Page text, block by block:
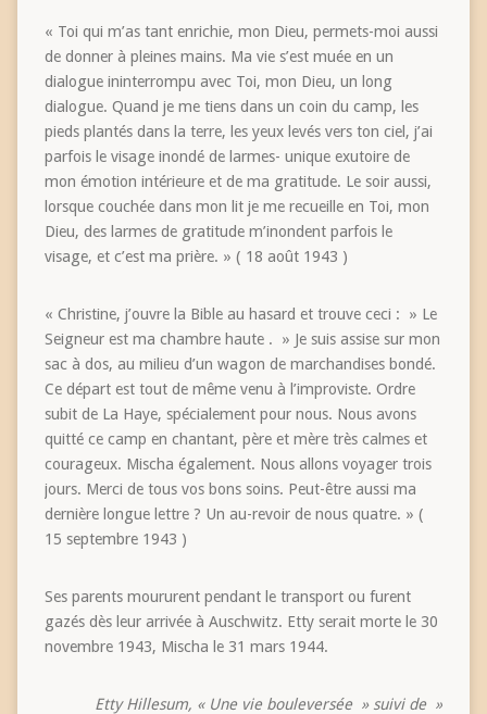
« Toi qui m’as tant enrichie, mon Dieu, permets-moi aussi
de donner à pleines mains. Ma vie s’est muée en un
dialogue ininterrompu avec Toi, mon Dieu, un long
dialogue. Quand je me tiens dans un coin du camp, les
pieds plantés dans la terre, les yeux levés vers ton ciel, j’ai
parfois le visage inondé de larmes- unique exutoire de
mon émotion intérieure et de ma gratitude. Le soir aussi,
lorsque couchée dans mon lit je me recueille en Toi, mon
Dieu, des larmes de gratitude m’inondent parfois le
visage, et c’est ma prière. » ( 18 août 1943 )
« Christine, j’ouvre la Bible au hasard et trouve ceci : » Le
Seigneur est ma chambre haute . » Je suis assise sur mon
sac à dos, au milieu d’un wagon de marchandises bondé.
Ce départ est tout de même venu à l’improviste. Ordre
subit de La Haye, spécialement pour nous. Nous avons
quitté ce camp en chantant, père et mère très calmes et
courageux. Mischa également. Nous allons voyager trois
jours. Merci de tous vos bons soins. Peut-être aussi ma
dernière longue lettre ? Un au-revoir de nous quatre. » (
15 septembre 1943 )
Ses parents moururent pendant le transport ou furent
gazés dès leur arrivée à Auschwitz. Etty serait morte le 30
novembre 1943, Mischa le 31 mars 1944.
Etty Hillesum, « Une vie bouleversée » suivi de »